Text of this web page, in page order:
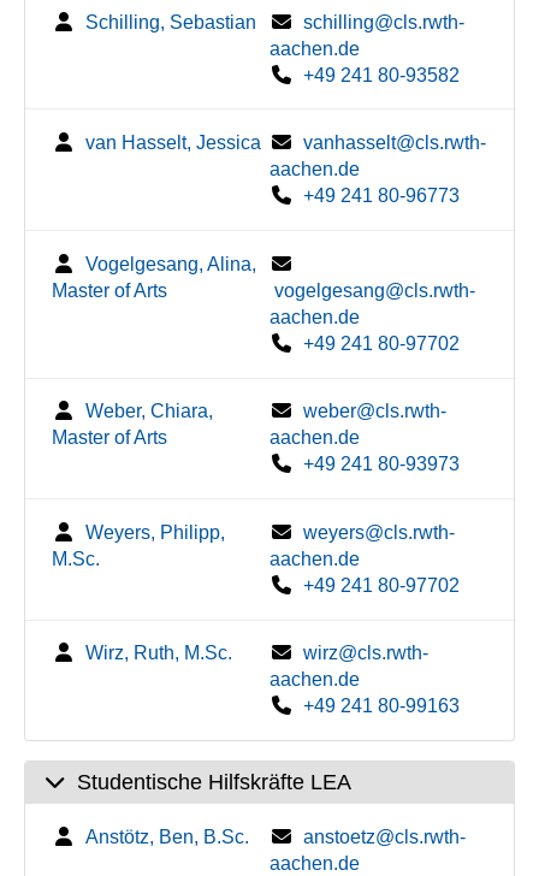
Schilling, Sebastian
schilling@cls.rwth-
aachen.de
+49 241 80-93582
van Hasselt, Jessica
vanhasselt@cls.rwth-
aachen.de
+49 241 80-96773
Vogelgesang, Alina,
Master of Arts
vogelgesang@cls.rwth-
aachen.de
+49 241 80-97702
Weber, Chiara,
Master of Arts
weber@cls.rwth-
aachen.de
+49 241 80-93973
Weyers, Philipp,
M.Sc.
weyers@cls.rwth-
aachen.de
+49 241 80-97702
Wirz, Ruth, M.Sc.
wirz@cls.rwth-
aachen.de
+49 241 80-99163
Studentische Hilfskräfte LEA
Anstötz, Ben, B.Sc.
anstoetz@cls.rwth-
aachen.de